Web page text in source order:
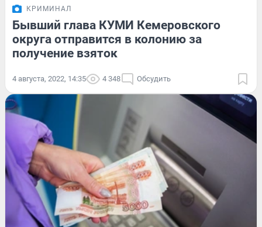
КРИМИНАЛ
Бывший глава КУМИ Кемеровского
округа отправится в колонию за
получение взяток
4 августа, 2022, 14:35 4 348 Обсудить